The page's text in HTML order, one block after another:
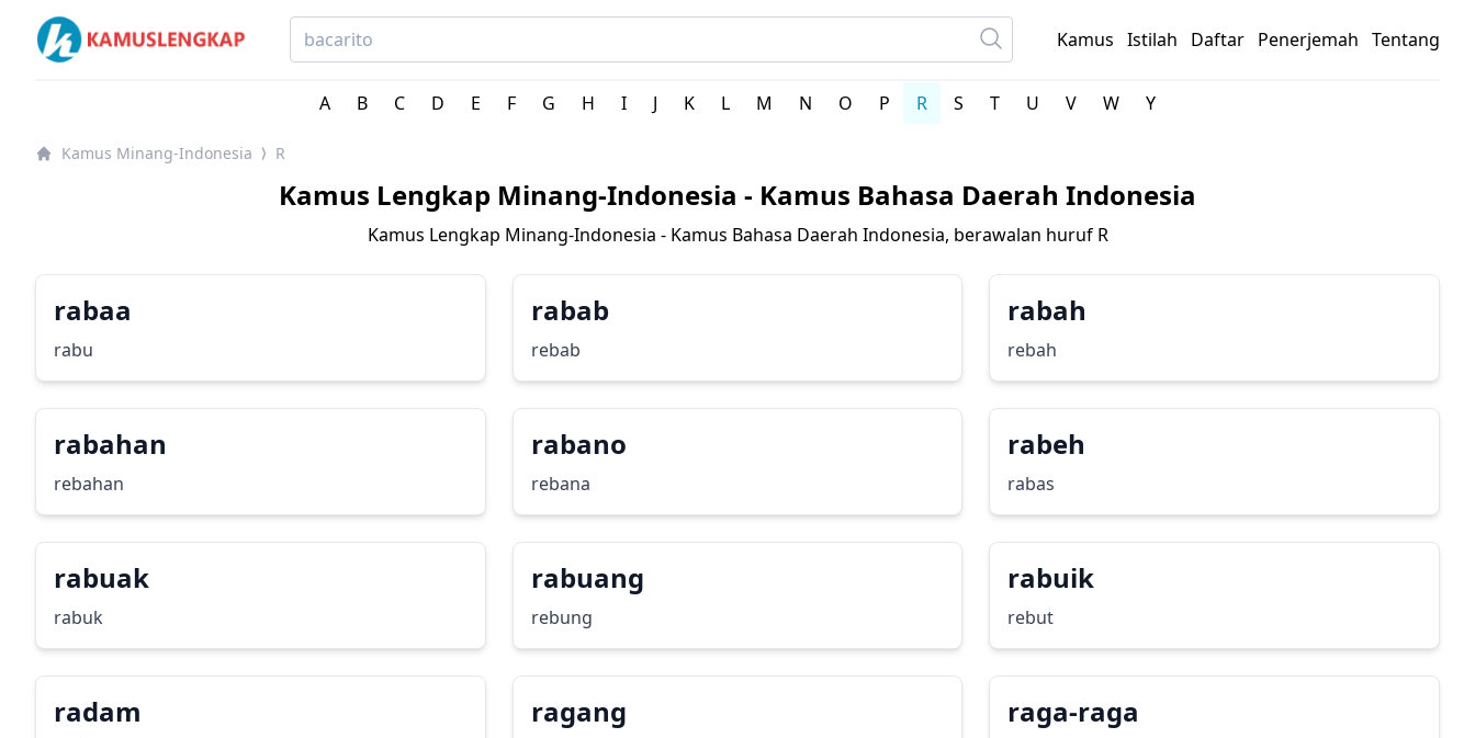
Kamus Lengkap Minang-Indonesia - Kamus Bahasa Daerah Indonesia
Kamus Istilah Daftar Penerjemah Tentang
A B C D E F G H I J K L M N O P R S T U V W Y
Kamus Minang-Indonesia ⟩ R
Kamus Lengkap Minang-Indonesia - Kamus Bahasa Daerah Indonesia
Kamus Lengkap Minang-Indonesia - Kamus Bahasa Daerah Indonesia, berawalan huruf R
rabaa
rabu
rabab
rebab
rabah
rebah
rabahan
rebahan
rabano
rebana
rabeh
rabas
rabuak
rabuk
rabuang
rebung
rabuik
rebut
radam ragang raga-raga